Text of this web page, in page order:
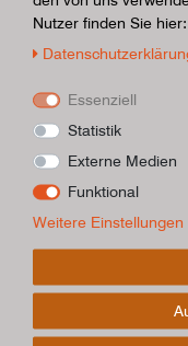
Nutzer finden Sie hier:
Essenziell
Statistik
Externe Medien
Funktional
Weitere Einstellungen